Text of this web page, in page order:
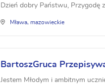
Dzień dobry Państwu, Przygodę
Mława, mazowieckie
BartoszGruca
Jestem Młodym i ambitnym